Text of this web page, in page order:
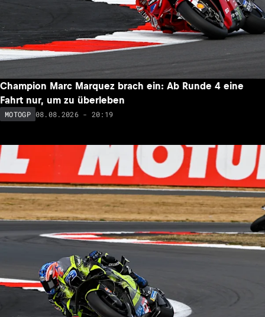
Champion Marc Marquez brach ein: Ab Runde 4 eine
Fahrt nur, um zu überleben
MOTOGP 08.08.2026 - 20:19